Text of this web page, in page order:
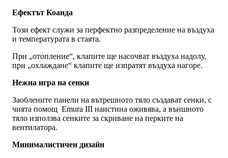
Ефектът Коанда
Този ефект служи за перфектно разпределение на въздуха
и температурата в стаята.
При „отопление“, клапите ще насочват въздуха надолу,
при „охлаждане“ клапите ще изпратят въздуха нагоре.
Нежна игра на сенки
Заоблените панели на вътрешното тяло създават сенки, с
чията помощ Emura III наистина оживява, а външното
тяло използва сенките за скриване на перките на
вентилатора.
Минималистичен дизайн